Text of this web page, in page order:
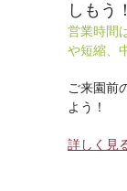
しもう！
営業時間
や短縮、
ご来園前
よう！
詳しく見